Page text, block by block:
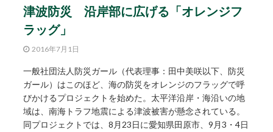
津波防災 沿岸部に広げる「オレンジフ
ラッグ」
2016年7月1日
⼀般社団法⼈防災ガール（代表理事：⽥中美咲以下、防災
ガール）はこのほど、海の防災をオレンジのフラッグで呼
びかけるプロジェクトを始めた。太平洋沿岸・海沿いの地
域は、南海トラフ地震による津波被害が懸念されている。
同プロジェクトでは、8⽉23⽇に愛知県田原市、9⽉3・4⽇